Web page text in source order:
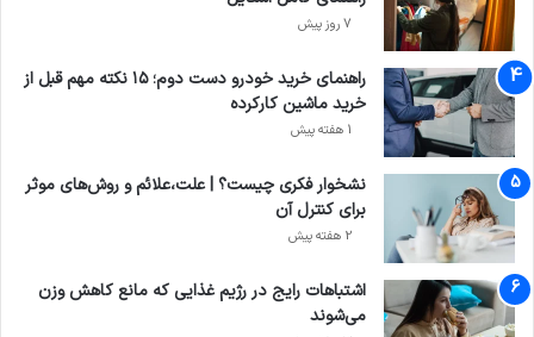
7 روز پیش
راهنمای خرید خودرو دست دوم؛ ۱۵ نکته مهم قبل از
خرید ماشین کارکرده
1 هفته پیش
نشخوار فکری چیست؟ | علت،علائم و روش‌های موثر
برای کنترل آن
2 هفته پیش
اشتباهات رایج در رژیم غذایی که مانع کاهش وزن
می‌شوند